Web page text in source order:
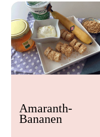
Amaranth-
Bananen